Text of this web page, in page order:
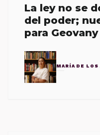
La ley no se
del poder;
para
MARÍA DE LOS